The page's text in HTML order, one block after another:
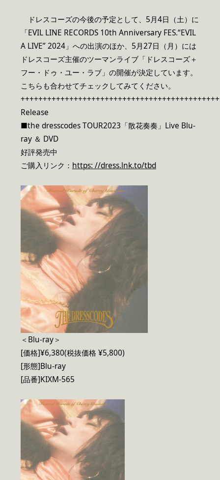
ドレスコーズの今後の予定として、5月4日（土）に
「EVIL LINE RECORDS 10th Anniversary FES.“EVIL
A LIVE” 2024」への出演のほか、5月27日（月）には
ドレスコーズ主催のツーマンライブ「ドレスコーズ＋
フー・ドゥ・ユー・ラブ」の開催が決定しています。
こちらも合わせてチェックしてみてください。
Release
■the dresscodes TOUR2023「散花奏奏」Live Blu-
ray ＆ DVD
好評発売中
ご購入リンク： https: //dress.lnk.to/tbd
＜Blu-ray＞
[価格]¥6,380(税抜価格 ¥5,800)
[形態]Blu-ray
[品番]KIXM-565